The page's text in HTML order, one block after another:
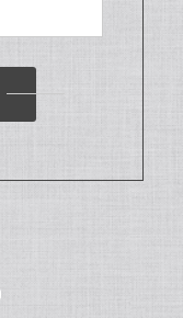
。 バニラの香
も使いやすい
まして、誠
ピもご紹介
味ございま